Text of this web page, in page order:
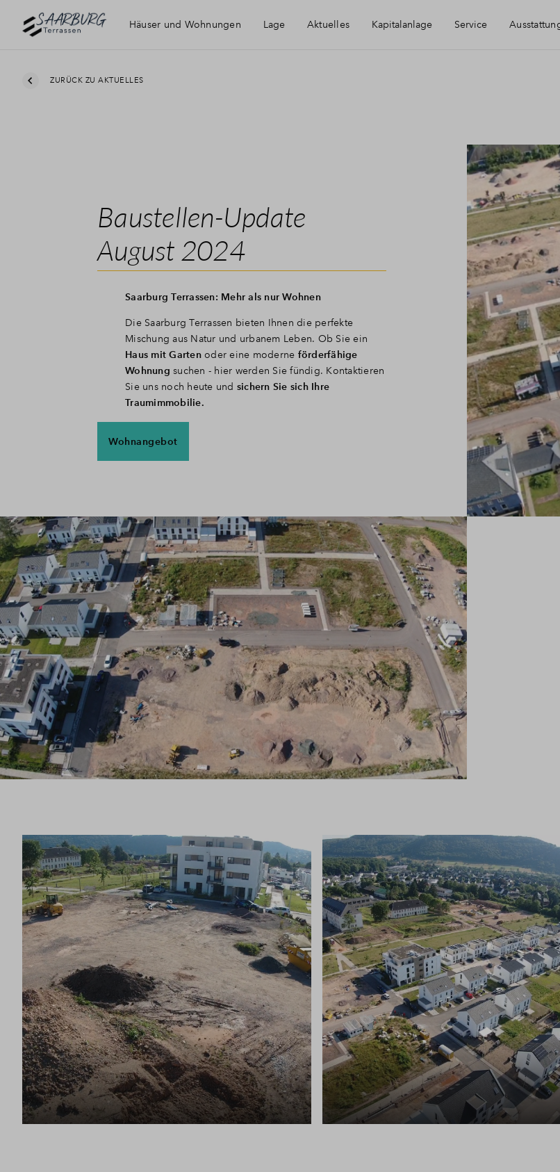
Häuser und Wohnungen Lage Aktuelles Kapitalanlage Service
Newsletter-Anmeldung
ZURÜCK ZU AKTUELLES
Baustellen-Update
August 2024
Saarburg Terrassen: Mehr als nur Wohnen
Die Saarburg Terrassen bieten Ihnen die perfekte
Mischung aus Natur und urbanem Leben. Ob Sie ein
Haus mit Gartenoder eine moderne förderfähige
Wohnung suchen - hier werden Sie fündig. Kontaktieren
Sie uns noch heute und sichern Sie sich Ihre
Traumimmobilie.
Wohnangebot